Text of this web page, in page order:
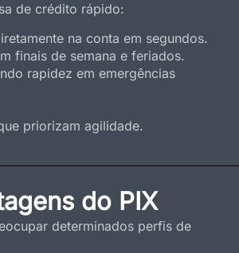
de crédito rápido:
na conta em segundos.
finais de semana e feriados.
rapidez em emergências
priorizam agilidade.
do PIX
determinados perfis de